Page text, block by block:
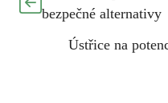
bezpečné alternativy
Ústřice na